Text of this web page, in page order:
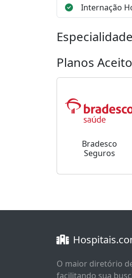
Internação
Planos
Bradesco
Seguros
O maior diretório
facilitando sua